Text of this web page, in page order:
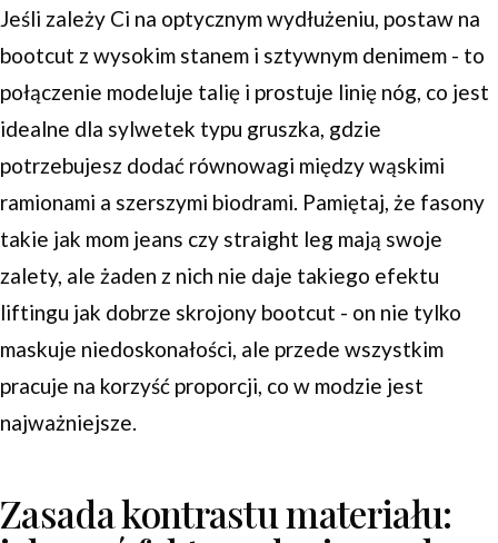
Jeśli zależy Ci na optycznym wydłużeniu, postaw na
bootcut z wysokim stanem i sztywnym denimem - to
połączenie modeluje talię i prostuje linię nóg, co jest
idealne dla sylwetek typu gruszka, gdzie
potrzebujesz dodać równowagi między wąskimi
ramionami a szerszymi biodrami. Pamiętaj, że fasony
takie jak mom jeans czy straight leg mają swoje
zalety, ale żaden z nich nie daje takiego efektu
liftingu jak dobrze skrojony bootcut - on nie tylko
maskuje niedoskonałości, ale przede wszystkim
pracuje na korzyść proporcji, co w modzie jest
najważniejsze.
Zasada kontrastu materiału: